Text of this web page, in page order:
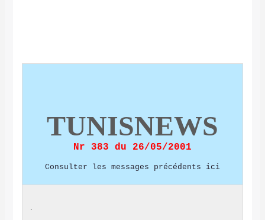
Nr 383 du 26/05/2001
Consulter les messages précédents